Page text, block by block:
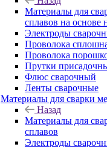
Материалы для
сплавов на основе
Электроды
Проволока
Проволока
Прутки
Флюс сварочный
Ленты сварочные
Материалы для сварки
Назад
Материалы для
сплавов
Электроды